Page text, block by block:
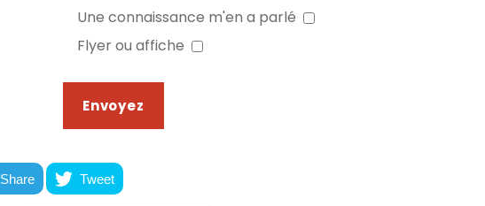
Une connaissance m'en a parlé
Flyer ou affiche
Share Tweet